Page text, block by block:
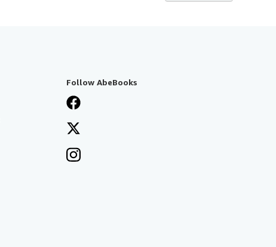
Follow AbeBooks